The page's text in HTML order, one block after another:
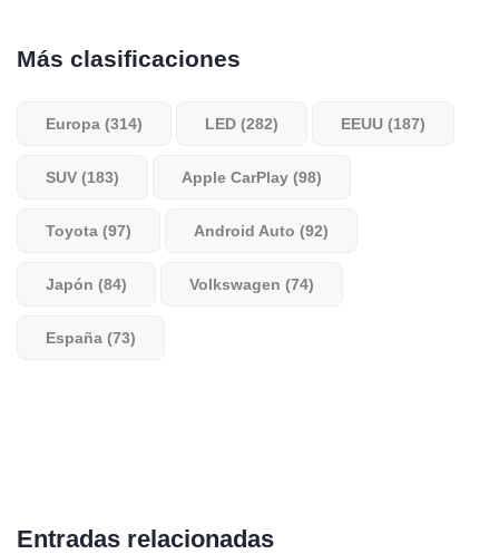
Más clasificaciones
Europa (314) LED (282) EEUU (187)
SUV (183) Apple CarPlay (98)
Toyota (97) Android Auto (92)
Japón (84) Volkswagen (74)
España (73)
Entradas relacionadas